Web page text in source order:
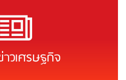
วเศรษฐกิจ